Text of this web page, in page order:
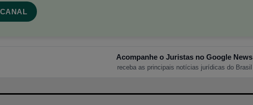
Acompanhe o Juristas no Google News
receba as principais notícias jurídicas do Brasil